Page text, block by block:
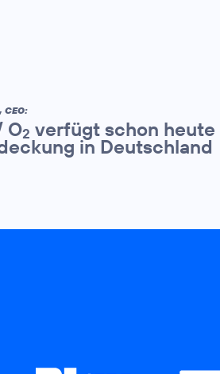
CEO:
O2 verfügt schon
in Deutschland